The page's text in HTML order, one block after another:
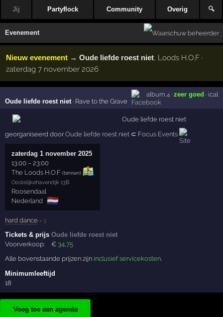
Jij Partyflock Community Overig 🔍
Evenement
Nieuw evenement →Oude liefde roest niet, Loods H.O.F ·
zaterdag 7 november 2026
Oude liefde roest niet· Rave to the Grave
album ,4· zeer goed · ical
georganiseerd doorOude liefde roest niet ⊂ Focus Events
zaterdag 1 november 2025
13:00 –23:00
The Loods H.O.F (binnen)
Oostelijkehavendijk 13B
Roosendaal
Nederland
🇳🇱
hard dance × 3
Tickets & prijsOude liefde roest niet
Voorverkoop:
€ 34,75
Alle bovenstaande prijzen zijn inclusief servicekosten.
Minimumleeftijd
18
Voeg toe aan agenda